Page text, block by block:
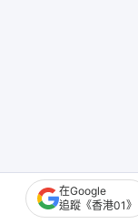
在Google
追蹤《香港01》